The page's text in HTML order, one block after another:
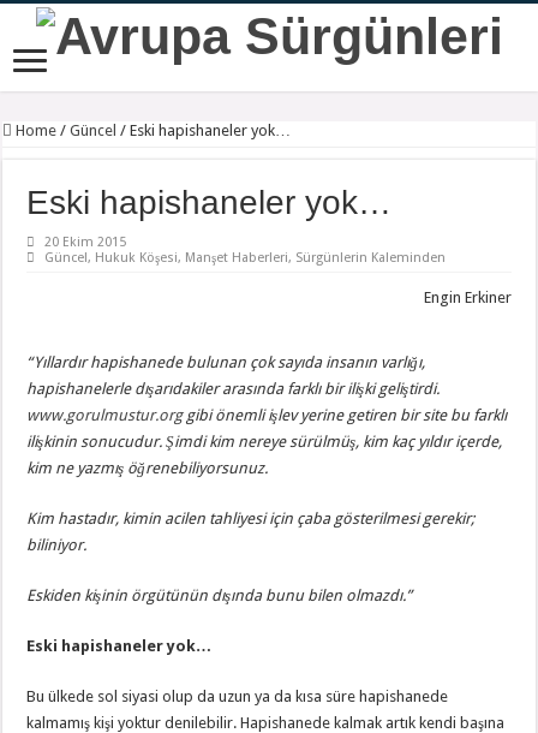
Home / Güncel / Eski hapishaneler yok…
Eski hapishaneler yok…
20 Ekim 2015
Güncel, Hukuk Köşesi, Manşet Haberleri, Sürgünlerin Kaleminden
Engin Erkiner
“Yıllardır hapishanede bulunan çok sayıda insanın varlığı,
hapishanelerle dışarıdakiler arasında farklı bir ilişki geliştirdi.
www.gorulmustur.orggibi önemli işlev yerine getiren bir site bu farklı
ilişkinin sonucudur. Şimdi kim nereye sürülmüş, kim kaç yıldır içerde,
kim ne yazmış öğrenebiliyorsunuz.
Kim hastadır, kimin acilen tahliyesi için çaba gösterilmesi gerekir;
biliniyor.
Eskiden kişinin örgütünün dışında bunu bilen olmazdı.”
Eski hapishaneler yok…
Bu ülkede sol siyasi olup da uzun ya da kısa süre hapishanede
kalmamış kişi yoktur denilebilir. Hapishanede kalmak artık kendi başına